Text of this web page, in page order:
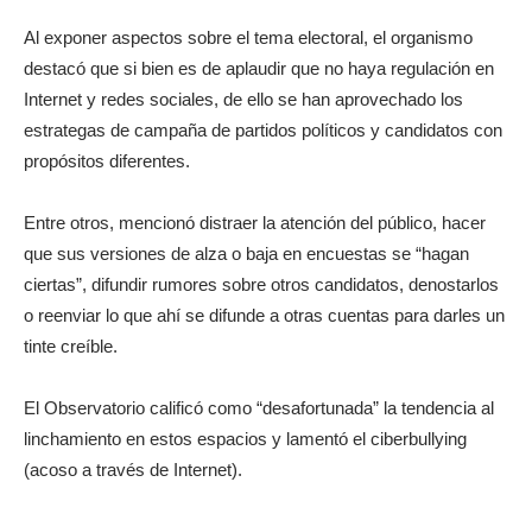
Al exponer aspectos sobre el tema electoral, el organismo
destacó que si bien es de aplaudir que no haya regulación en
Internet y redes sociales, de ello se han aprovechado los
estrategas de campaña de partidos políticos y candidatos con
propósitos diferentes.
Entre otros, mencionó distraer la atención del público, hacer
que sus versiones de alza o baja en encuestas se “hagan
ciertas”, difundir rumores sobre otros candidatos, denostarlos
o reenviar lo que ahí se difunde a otras cuentas para darles un
tinte creíble.
El Observatorio calificó como “desafortunada” la tendencia al
linchamiento en estos espacios y lamentó el ciberbullying
(acoso a través de Internet).